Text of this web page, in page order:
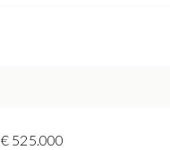
€ 525.000